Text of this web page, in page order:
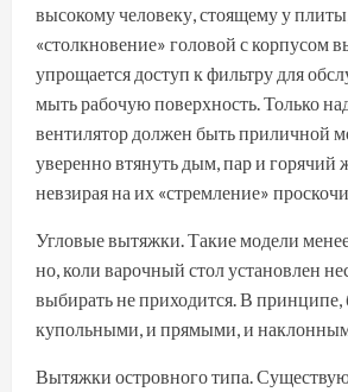
высокому человеку, стоящему у
«столкновение» головой с корпусом
упрощается доступ к фильтру для
мыть рабочую поверхность. Только
вентилятор должен быть приличной
уверенно втянуть дым, пар и горячий
невзирая на их «стремление»
Угловые вытяжки. Такие модели
но, коли варочный стол установлен
выбирать не приходится. В
купольными, и прямыми, и
Вытяжки островного типа.